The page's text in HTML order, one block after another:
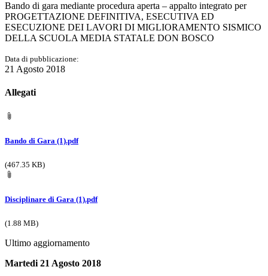
Bando di gara mediante procedura aperta – appalto integrato per
PROGETTAZIONE DEFINITIVA, ESECUTIVA ED
ESECUZIONE DEI LAVORI DI MIGLIORAMENTO SISMICO
DELLA SCUOLA MEDIA STATALE DON BOSCO
Data di pubblicazione:
21 Agosto 2018
Allegati
Bando di Gara (1).pdf
(467.35 KB)
Disciplinare di Gara (1).pdf
(1.88 MB)
Ultimo aggiornamento
Martedi 21 Agosto 2018